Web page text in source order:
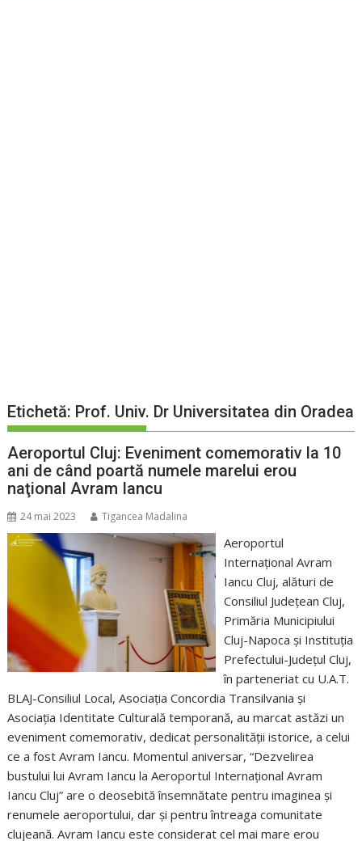
Etichetă: Prof. Univ. Dr Universitatea din Oradea
Aeroportul Cluj: Eveniment comemorativ la 10
ani de când poartă numele marelui erou
naţional Avram Iancu
24 mai 2023 Tigancea Madalina
Aeroportul
Internațional Avram
Iancu Cluj, alături de
Consiliul Județean Cluj,
Primăria Municipiului
Cluj-Napoca și Instituția
Prefectului-Județul Cluj,
în parteneriat cu U.A.T.
BLAJ-Consiliul Local, Asociația Concordia Transilvania și
Asociația Identitate Culturală temporană, au marcat astăzi un
eveniment comemorativ, dedicat personalității istorice, a celui
ce a fost Avram Iancu. Momentul aniversar, “Dezvelirea
bustului lui Avram Iancu la Aeroportul Internațional Avram
Iancu Cluj” are o deosebită însemnătate pentru imaginea și
renumele aeroportului, dar și pentru întreaga comunitate
clujeană. Avram Iancu este considerat cel mai mare erou